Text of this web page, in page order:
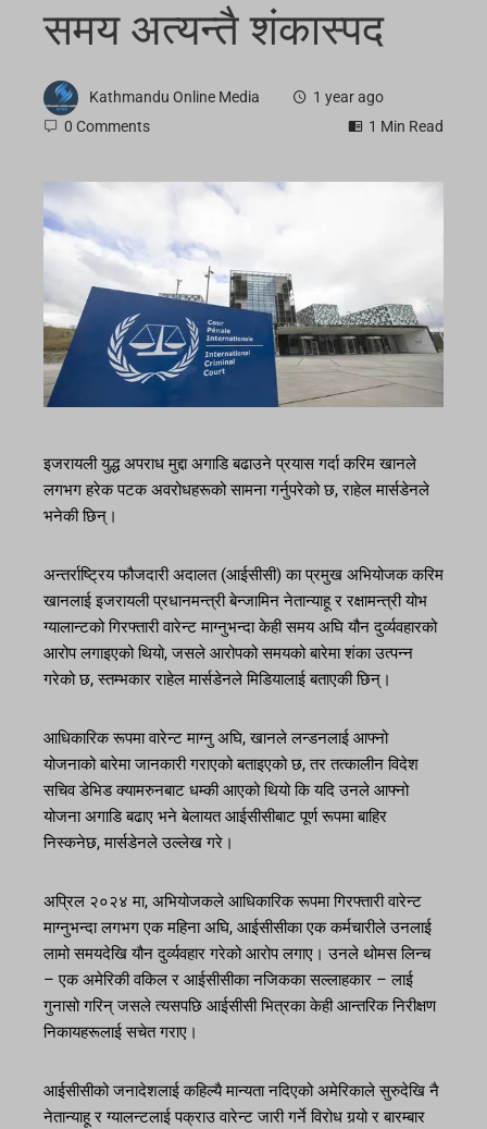
समय अत्यन्तै शंकास्पद
Kathmandu Online Media
1 year ago
0 Comments
1 Min Read
इजरायली युद्ध अपराध मुद्दा अगाडि बढाउने प्रयास गर्दा करिम खानले
लगभग हरेक पटक अवरोधहरूको सामना गर्नुपरेको छ, राहेल मार्सडेनले
भनेकी छिन्।
अन्तर्राष्ट्रिय फौजदारी अदालत (आईसीसी) का प्रमुख अभियोजक करिम
खानलाई इजरायली प्रधानमन्त्री बेन्जामिन नेतान्याहू र रक्षामन्त्री योभ
ग्यालान्टको गिरफ्तारी वारेन्ट माग्नुभन्दा केही समय अघि यौन दुर्व्यवहारको
आरोप लगाइएको थियो, जसले आरोपको समयको बारेमा शंका उत्पन्न
गरेको छ, स्तम्भकार राहेल मार्सडेनले मिडियालाई बताएकी छिन्।
आधिकारिक रूपमा वारेन्ट माग्नु अघि, खानले लन्डनलाई आफ्नो
योजनाको बारेमा जानकारी गराएको बताइएको छ, तर तत्कालीन विदेश
सचिव डेभिड क्यामरुनबाट धम्की आएको थियो कि यदि उनले आफ्नो
योजना अगाडि बढाए भने बेलायत आईसीसीबाट पूर्ण रूपमा बाहिर
निस्कनेछ, मार्सडेनले उल्लेख गरे।
अप्रिल २०२४ मा, अभियोजकले आधिकारिक रूपमा गिरफ्तारी वारेन्ट
माग्नुभन्दा लगभग एक महिना अघि, आईसीसीका एक कर्मचारीले उनलाई
लामो समयदेखि यौन दुर्व्यवहार गरेको आरोप लगाए। उनले थोमस लिन्च
– एक अमेरिकी वकिल र आईसीसीका नजिकका सल्लाहकार – लाई
गुनासो गरिन् जसले त्यसपछि आईसीसी भित्रका केही आन्तरिक निरीक्षण
निकायहरूलाई सचेत गराए।
आईसीसीको जनादेशलाई कहिल्यै मान्यता नदिएको अमेरिकाले सुरुदेखि नै
नेतान्याहू र ग्यालन्टलाई पक्राउ वारेन्ट जारी गर्ने विरोध गर्‍यो र बारम्बार